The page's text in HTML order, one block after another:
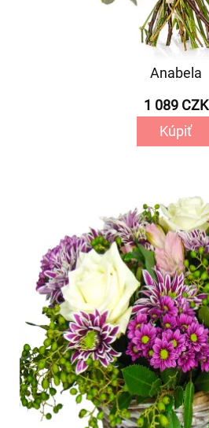
Anabela
1 089 CZK
Kúpiť